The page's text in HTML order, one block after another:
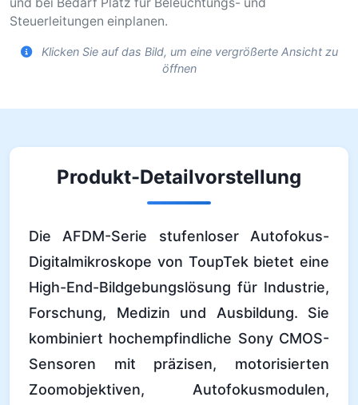
Steuerleitungen einplanen.
Klicken Sie auf das Bild, um eine vergrößerte Ansicht zu
öffnen
Produkt-Detailvorstellung
Die AFDM-Serie stufenloser Autofokus-
Digitalmikroskope von ToupTek bietet eine
High-End-Bildgebungslösung für Industrie,
Forschung, Medizin und Ausbildung. Sie
kombiniert hochempfindliche Sony CMOS-
Sensoren mit präzisen, motorisierten
Zoomobjektiven, Autofokusmodulen,